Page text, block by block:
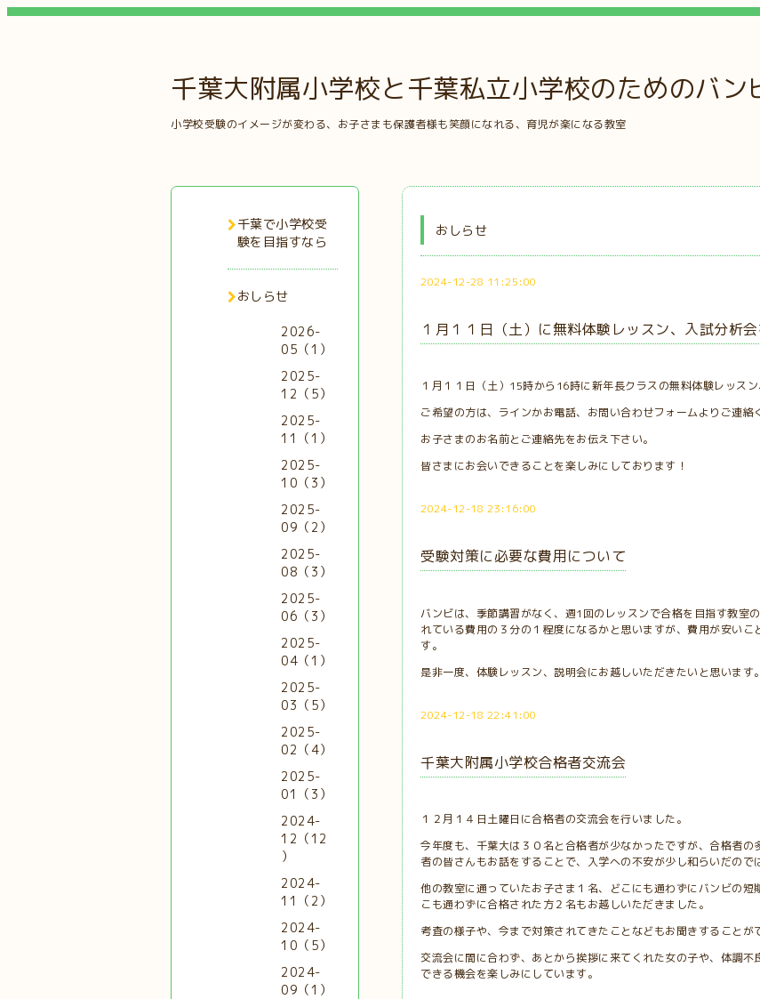
千葉大附属小学校と千葉私立小学校のためのバン
小学校受験のイメージが変わる、お子さまも保護者様も笑顔になれる、育児が楽になる教室
おしらせ
2024-12-28 11:25:00
１月１１日（土）に無料体験レッスン、入試分析会
１月１１日（土）15時から16時に新年長クラスの無料体験レッスン
ご希望の方は、ラインかお電話、お問い合わせフォームよりご連絡
お子さまのお名前とご連絡先をお伝え下さい。
皆さまにお会いできることを楽しみにしております！
2024-12-18 23:16:00
受験対策に必要な費用について
バンビは、季節講習がなく、週1回のレッスンで合格を目指す教室
れている費用の３分の１程度になるかと思いますが、費用が安い
す。
是非一度、体験レッスン、説明会にお越しいただきたいと思います
2024-12-18 22:41:00
千葉大附属小学校合格者交流会
１２月１４日土曜日に合格者の交流会を行いました。
今年度も、千葉大は３０名と合格者が少なかったですが、合格者
者の皆さんもお話をすることで、入学への不安が少し和らいだので
他の教室に通っていたお子さま１名、どこにも通わずにバンビの
こも通わずに合格された方２名もお越しいただきました。
考査の様子や、今まで対策されてきたことなどもお聞きすることが
交流会に間に合わず、あとから挨拶に来てくれた女の子や、体調
できる機会を楽しみにしています。
千葉で小学校受
験を目指すなら
おしらせ
2026-
05（1）
2025-
12（5）
2025-
11（1）
2025-
10（3）
2025-
09（2）
2025-
08（3）
2025-
06（3）
2025-
04（1）
2025-
03（5）
2025-
02（4）
2025-
01（3）
2024-
12（12
）
2024-
11（2）
2024-
10（5）
2024-
09（1）